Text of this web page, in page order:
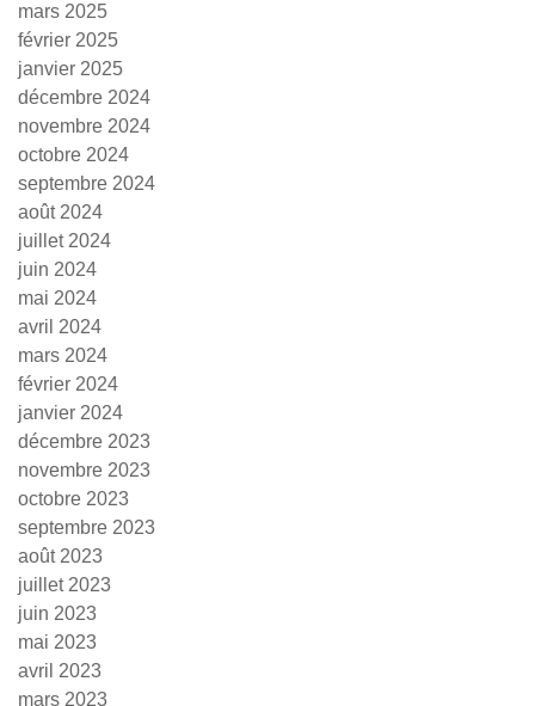
mars 2025
février 2025
janvier 2025
décembre 2024
novembre 2024
octobre 2024
septembre 2024
août 2024
juillet 2024
juin 2024
mai 2024
avril 2024
mars 2024
février 2024
janvier 2024
décembre 2023
novembre 2023
octobre 2023
septembre 2023
août 2023
juillet 2023
juin 2023
mai 2023
avril 2023
mars 2023